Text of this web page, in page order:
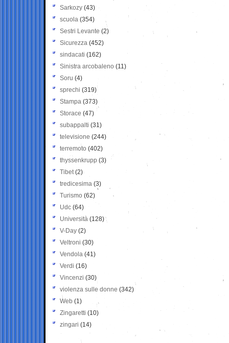
Sarkozy (43)
scuola (354)
Sestri Levante (2)
Sicurezza (452)
sindacati (162)
Sinistra arcobaleno (11)
Soru (4)
sprechi (319)
Stampa (373)
Storace (47)
subappalti (31)
televisione(244)
terremoto (402)
thyssenkrupp (3)
Tibet(2)
tredicesima (3)
Turismo (62)
Udc (64)
Università (128)
V-Day (2)
Veltroni (30)
Vendola (41)
Verdi (16)
Vincenzi (30)
violenza sulle donne (342)
Web (1)
Zingaretti (10)
zingari (14)